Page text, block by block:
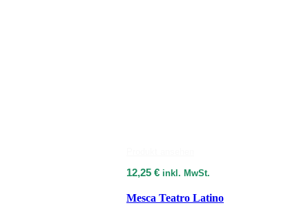
12,25 € inkl. MwSt.
Mesca Teatro Latino